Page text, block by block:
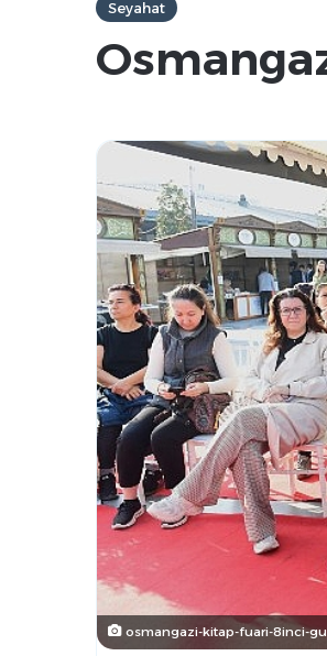
Seyahat
osmangazi-kitap-fuari-8inci-